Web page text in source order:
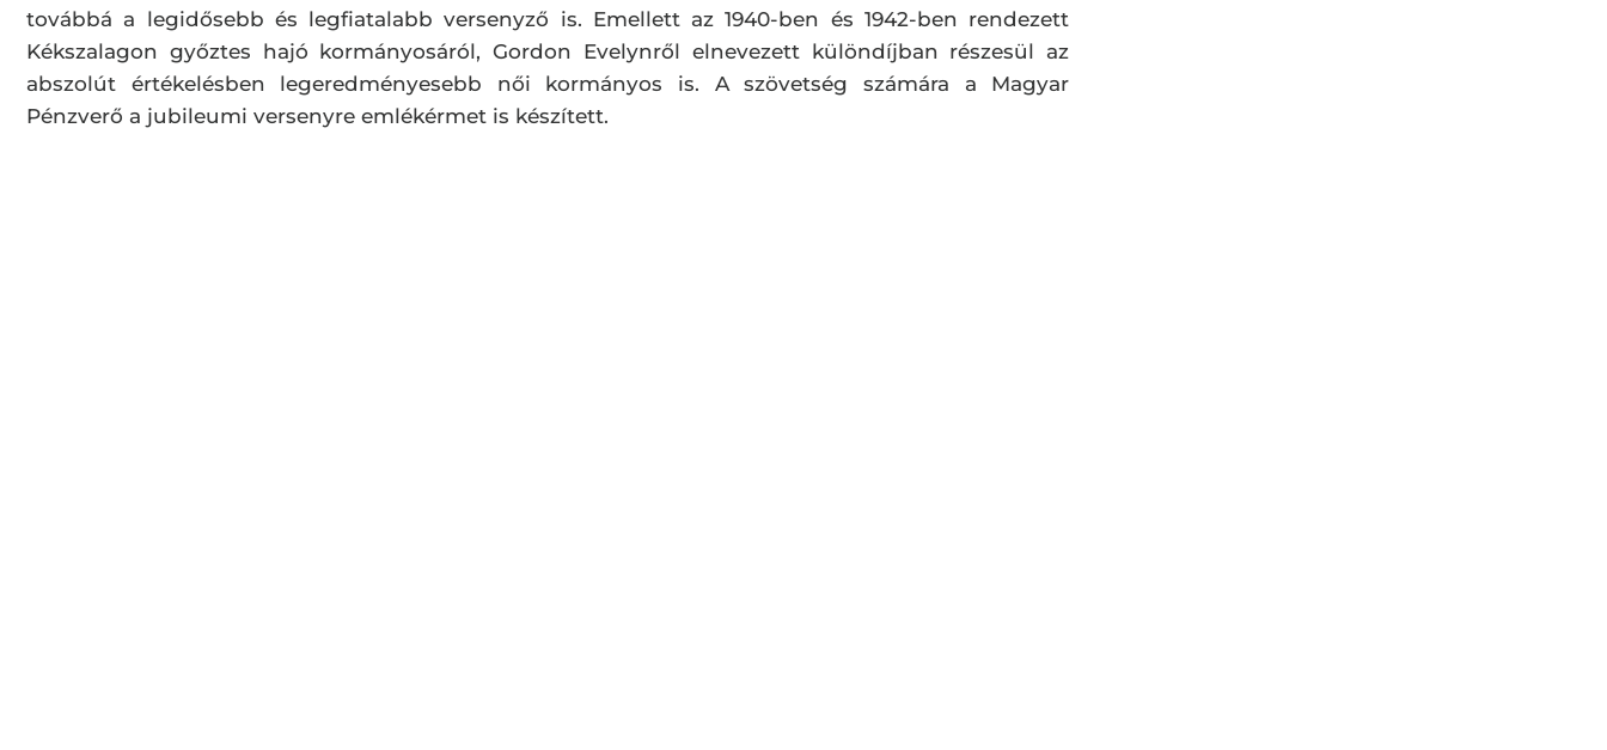
továbbá a legidősebb és legfiatalabb versenyző is. Emellett az 1940-ben és 1942-ben rendezett
Kékszalagon győztes hajó kormányosáról, Gordon Evelynről elnevezett különdíjban részesül az
abszolút értékelésben legeredményesebb női kormányos is. A szövetség számára a Magyar
Pénzverő a jubileumi versenyre emlékérmet is készített.